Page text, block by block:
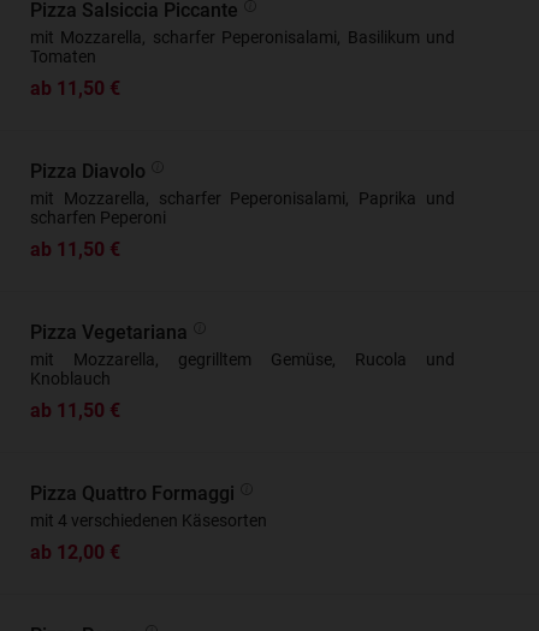
Pizza Salsiccia Piccante
mit Mozzarella, scharfer Peperonisalami, Basilikum und
Tomaten
ab 11,50 €
Pizza Diavolo
mit Mozzarella, scharfer Peperonisalami, Paprika und
scharfen Peperoni
ab 11,50 €
Pizza Vegetariana
mit Mozzarella, gegrilltem Gemüse, Rucola und
Knoblauch
ab 11,50 €
Pizza Quattro Formaggi
mit 4 verschiedenen Käsesorten
ab 12,00 €